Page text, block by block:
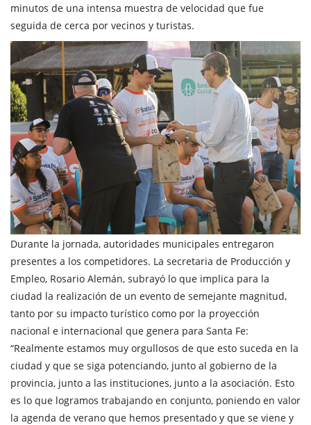
minutos de una intensa muestra de velocidad que fue
seguida de cerca por vecinos y turistas.
Durante la jornada, autoridades municipales entregaron
presentes a los competidores. La secretaria de Producción y
Empleo, Rosario Alemán, subrayó lo que implica para la
ciudad la realización de un evento de semejante magnitud,
tanto por su impacto turístico como por la proyección
nacional e internacional que genera para Santa Fe:
“Realmente estamos muy orgullosos de que esto suceda en la
ciudad y que se siga potenciando, junto al gobierno de la
provincia, junto a las instituciones, junto a la asociación. Esto
es lo que logramos trabajando en conjunto, poniendo en valor
la agenda de verano que hemos presentado y que se viene y